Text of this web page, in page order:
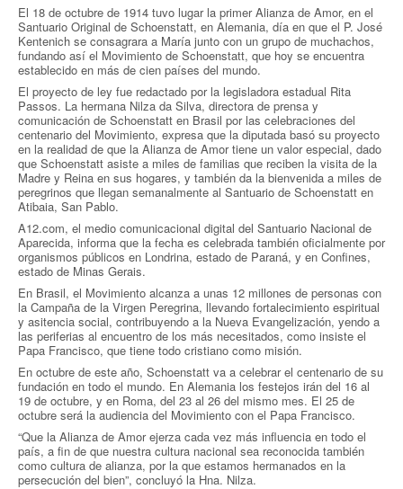
El 18 de octubre de 1914 tuvo lugar la primer Alianza de Amor, en el
Santuario Original de Schoenstatt, en Alemania, día en que el P. José
Kentenich se consagrara a María junto con un grupo de muchachos,
fundando así el Movimiento de Schoenstatt, que hoy se encuentra
establecido en más de cien países del mundo.
El proyecto de ley fue redactado por la legisladora estadual Rita
Passos. La hermana Nilza da Silva, directora de prensa y
comunicación de Schoenstatt en Brasil por las celebraciones del
centenario del Movimiento, expresa que la diputada basó su proyecto
en la realidad de que la Alianza de Amor tiene un valor especial, dado
que Schoenstatt asiste a miles de familias que reciben la visita de la
Madre y Reina en sus hogares, y también da la bienvenida a miles de
peregrinos que llegan semanalmente al Santuario de Schoenstatt en
Atibaia, San Pablo.
A12.com, el medio comunicacional digital del Santuario Nacional de
Aparecida, informa que la fecha es celebrada también oficialmente por
organismos públicos en Londrina, estado de Paraná, y en Confines,
estado de Minas Gerais.
En Brasil, el Movimiento alcanza a unas 12 millones de personas con
la Campaña de la Virgen Peregrina, llevando fortalecimiento espiritual
y asitencia social, contribuyendo a la Nueva Evangelización, yendo a
las periferias al encuentro de los más necesitados, como insiste el
Papa Francisco, que tiene todo cristiano como misión.
En octubre de este año, Schoenstatt va a celebrar el centenario de su
fundación en todo el mundo. En Alemania los festejos irán del 16 al
19 de octubre, y en Roma, del 23 al 26 del mismo mes. El 25 de
octubre será la audiencia del Movimiento con el Papa Francisco.
“Que la Alianza de Amor ejerza cada vez más influencia en todo el
país, a fin de que nuestra cultura nacional sea reconocida también
como cultura de alianza, por la que estamos hermanados en la
persecución del bien”, concluyó la Hna. Nilza.